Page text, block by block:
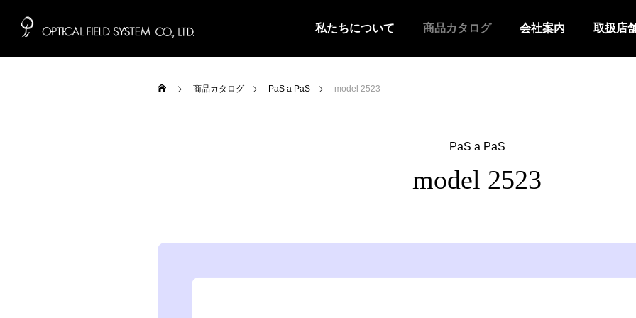
私たちについて 商品カタログ 会社案内 取扱店
商品カタログ PaS a PaS model 2523
PaS a PaS
model 2523